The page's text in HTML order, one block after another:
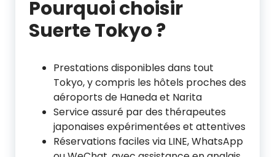
Pourquoi choisir
Suerte Tokyo ?
Prestations disponibles dans tout
Tokyo, y compris les hôtels proches des
aéroports de Haneda et Narita
Service assuré par des thérapeutes
japonaises expérimentées et attentives
Réservations faciles via LINE, WhatsApp